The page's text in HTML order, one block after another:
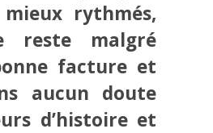
rythmés,
reste malgré
facture et
aucun doute
d’histoire et